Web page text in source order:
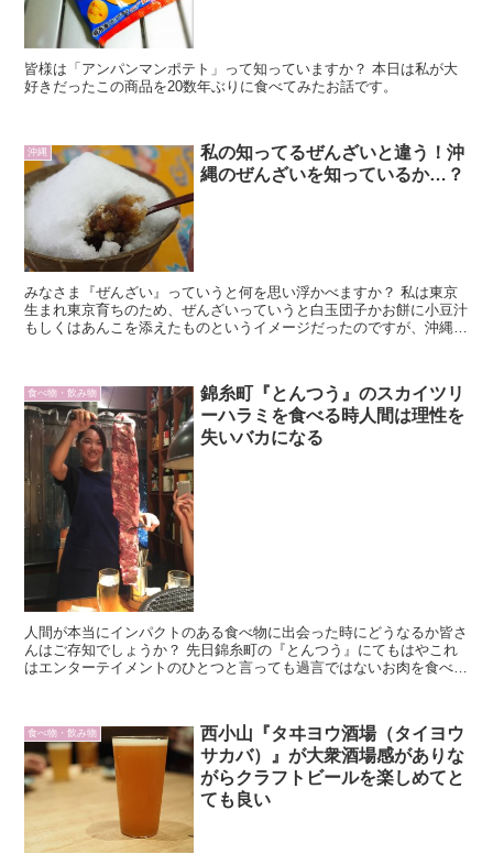
皆様は「アンパンマンポテト」って知っていますか？ 本日は私が大
好きだったこの商品を20数年ぶりに食べてみたお話です。
沖縄
私の知ってるぜんざいと違う！沖
縄のぜんざいを知っているか…？
みなさま『ぜんざい』っていうと何を思い浮かべますか？ 私は東京
生まれ東京育ちのため、ぜんざいっていうと白玉団子かお餅に小豆汁
もしくはあんこを添えたものというイメージだったのですが、沖縄の
食べ物・飲み物
錦糸町『とんつう』のスカイツリ
ーハラミを食べる時人間は理性を
失いバカになる
人間が本当にインパクトのある食べ物に出会った時にどうなるか皆さ
んはご存知でしょうか？ 先日錦糸町の『とんつう』にてもはやこれ
はエンターテイメントのひとつと言っても過言ではないお肉を食べて
食べ物・飲み物
西小山『タヰヨウ酒場（タイヨウ
サカバ）』が大衆酒場感がありな
がらクラフトビールを楽しめてと
ても良い